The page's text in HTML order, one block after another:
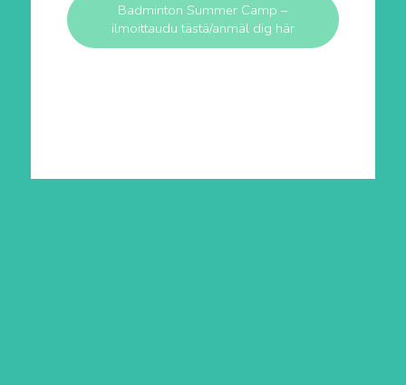
Badminton Summer Camp –
ilmoittaudu tästä/anmäl dig här